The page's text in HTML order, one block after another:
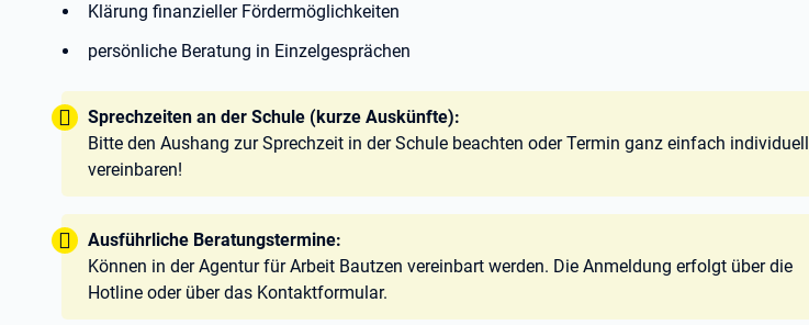
Klärung finanzieller Fördermöglichkeiten
persönliche Beratung in Einzelgesprächen
Tipp:
Sprechzeiten an der Schule (kurze Auskünfte):
Bitte den Aushang zur Sprechzeit in der Schule beachten oder Termin ganz einfach individuell
vereinbaren!
Tipp:
Ausführliche Beratungstermine:
Können in der Agentur für Arbeit Bautzen vereinbart werden. Die Anmeldung erfolgt über die
Hotline oder über das Kontaktformular.